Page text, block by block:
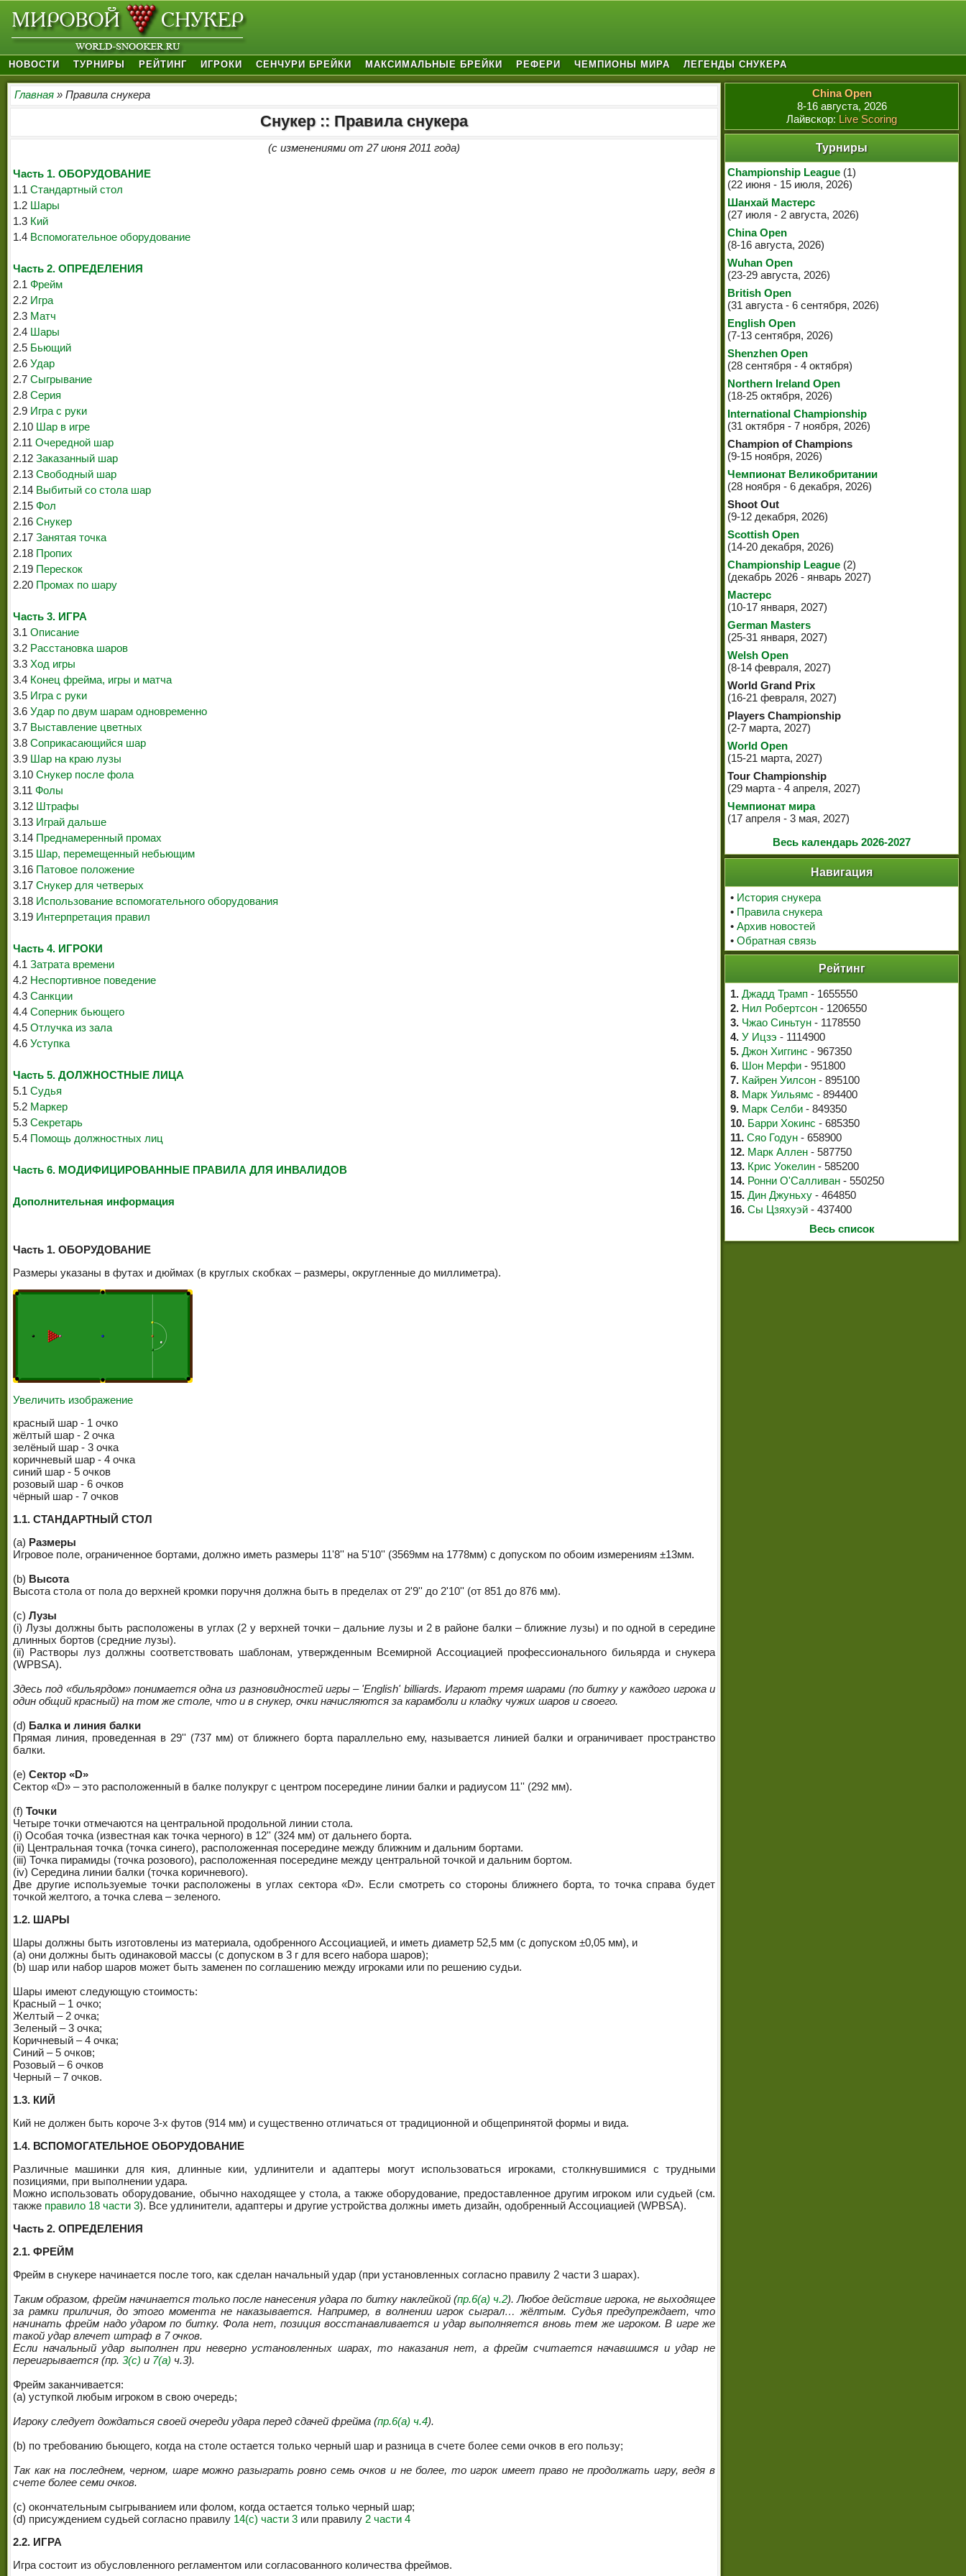
НОВОСТИ ТУРНИРЫ РЕЙТИНГ ИГРОКИ СЕНЧУРИ БРЕЙКИ МАКСИМАЛЬНЫЕ БРЕЙКИ РЕФЕРИ ЧЕМПИОНЫ МИРА ЛЕГЕНДЫ СНУКЕРА
Главная » Правила снукера
Снукер :: Правила снукера
(с изменениями от 27 июня 2011 года)
Часть 1. ОБОРУДОВАНИЕ
1.1 Стандартный стол
1.2 Шары
1.3 Кий
1.4 Вспомогательное оборудование
Часть 2. ОПРЕДЕЛЕНИЯ
2.1 Фрейм
2.2 Игра
2.3 Матч
2.4 Шары
2.5 Бьющий
2.6 Удар
2.7 Сыгрывание
2.8 Серия
2.9 Игра с руки
2.10 Шар в игре
2.11 Очередной шар
2.12 Заказанный шар
2.13 Свободный шар
2.14 Выбитый со стола шар
2.15 Фол
2.16 Снукер
2.17 Занятая точка
2.18 Пропих
2.19 Перескок
2.20 Промах по шару
Часть 3. ИГРА
3.1 Описание
3.2 Расстановка шаров
3.3 Ход игры
3.4 Конец фрейма, игры и матча
3.5 Игра с руки
3.6 Удар по двум шарам одновременно
3.7 Выставление цветных
3.8 Соприкасающийся шар
3.9 Шар на краю лузы
3.10 Снукер после фола
3.11 Фолы
3.12 Штрафы
3.13 Играй дальше
3.14 Преднамеренный промах
3.15 Шар, перемещенный небьющим
3.16 Патовое положение
3.17 Снукер для четверых
3.18 Использование вспомогательного оборудования
3.19 Интерпретация правил
Часть 4. ИГРОКИ
4.1 Затрата времени
4.2 Неспортивное поведение
4.3 Санкции
4.4 Соперник бьющего
4.5 Отлучка из зала
4.6 Уступка
Часть 5. ДОЛЖНОСТНЫЕ ЛИЦА
5.1 Судья
5.2 Маркер
5.3 Секретарь
5.4 Помощь должностных лиц
Часть 6. МОДИФИЦИРОВАННЫЕ ПРАВИЛА ДЛЯ ИНВАЛИДОВ
Дополнительная информация
Часть 1. ОБОРУДОВАНИЕ
Размеры указаны в футах и дюймах (в круглых скобках – размеры, округленные до миллиметра).
Увеличить изображение
красный шар - 1 очко
жёлтый шар - 2 очка
зелёный шар - 3 очка
коричневый шар - 4 очка
синий шар - 5 очков
розовый шар - 6 очков
чёрный шар - 7 очков
1.1. СТАНДАРТНЫЙ СТОЛ
(a) Размеры
Игровое поле, ограниченное бортами, должно иметь размеры 11'8'' на 5'10'' (3569мм на 1778мм) с допуском по обоим измерениям ±13мм.
(b) Высота
Высота стола от пола до верхней кромки поручня должна быть в пределах от 2'9'' до 2'10'' (от 851 до 876 мм).
(c) Лузы
(i) Лузы должны быть расположены в углах (2 у верхней точки – дальние лузы и 2 в районе балки – ближние лузы) и по одной в середине
длинных бортов (средние лузы).
(ii) Растворы луз должны соответствовать шаблонам, утвержденным Всемирной Ассоциацией профессионального бильярда и снукера
(WPBSA).
Здесь под «бильярдом» понимается одна из разновидностей игры – 'English' billiards. Играют тремя шарами (по битку у каждого игрока и
один общий красный) на том же столе, что и в снукер, очки начисляются за карамболи и кладку чужих шаров и своего.
(d) Балка и линия балки
Прямая линия, проведенная в 29'' (737 мм) от ближнего борта параллельно ему, называется линией балки и ограничивает пространство
балки.
(e) Сектор «D»
Сектор «D» – это расположенный в балке полукруг с центром посередине линии балки и радиусом 11'' (292 мм).
(f) Точки
Четыре точки отмечаются на центральной продольной линии стола.
(i) Особая точка (известная как точка черного) в 12'' (324 мм) от дальнего борта.
(ii) Центральная точка (точка синего), расположенная посередине между ближним и дальним бортами.
(iii) Точка пирамиды (точка розового), расположенная посередине между центральной точкой и дальним бортом.
(iv) Середина линии балки (точка коричневого).
Две другие используемые точки расположены в углах сектора «D». Если смотреть со стороны ближнего борта, то точка справа будет
точкой желтого, а точка слева – зеленого.
1.2. ШАРЫ
Шары должны быть изготовлены из материала, одобренного Ассоциацией, и иметь диаметр 52,5 мм (с допуском ±0,05 мм), и
(a) они должны быть одинаковой массы (с допуском в 3 г для всего набора шаров);
(b) шар или набор шаров может быть заменен по соглашению между игроками или по решению судьи.
Шары имеют следующую стоимость:
Красный – 1 очко;
Желтый – 2 очка;
Зеленый – 3 очка;
Коричневый – 4 очка;
Синий – 5 очков;
Розовый – 6 очков
Черный – 7 очков.
1.3. КИЙ
Кий не должен быть короче 3-х футов (914 мм) и существенно отличаться от традиционной и общепринятой формы и вида.
1.4. ВСПОМОГАТЕЛЬНОЕ ОБОРУДОВАНИЕ
Различные машинки для кия, длинные кии, удлинители и адаптеры могут использоваться игроками, столкнувшимися с трудными
позициями, при выполнении удара.
Можно использовать оборудование, обычно находящее у стола, а также оборудование, предоставленное другим игроком или судьей (см.
также правило 18 части 3). Все удлинители, адаптеры и другие устройства должны иметь дизайн, одобренный Ассоциацией (WPBSA).
Часть 2. ОПРЕДЕЛЕНИЯ
2.1. ФРЕЙМ
Фрейм в снукере начинается после того, как сделан начальный удар (при установленных согласно правилу 2 части 3 шарах).
Таким образом, фрейм начинается только после нанесения удара по битку наклейкой (пр.6(а) ч.2). Любое действие игрока, не выходящее
за рамки приличия, до этого момента не наказывается. Например, в волнении игрок сыграл… жёлтым. Судья предупреждает, что
начинать фрейм надо ударом по битку. Фола нет, позиция восстанавливается и удар выполняется вновь тем же игроком. В игре же
такой удар влечет штраф в 7 очков.
Если начальный удар выполнен при неверно установленных шарах, то наказания нет, а фрейм считается начавшимся и удар не
переигрывается (пр. 3(c) и 7(a) ч.3).
Фрейм заканчивается:
(a) уступкой любым игроком в свою очередь;
Игроку следует дождаться своей очереди удара перед сдачей фрейма (пр.6(а) ч.4).
(b) по требованию бьющего, когда на столе остается только черный шар и разница в счете более семи очков в его пользу;
Так как на последнем, черном, шаре можно разыграть ровно семь очков и не более, то игрок имеет право не продолжать игру, ведя в
счете более семи очков.
(c) окончательным сыгрыванием или фолом, когда остается только черный шар;
(d) присуждением судьей согласно правилу 14(c) части 3 или правилу 2 части 4
2.2. ИГРА
Игра состоит из обусловленного регламентом или согласованного количества фреймов.
China Open
8-16 августа, 2026
Лайвскор: Live Scoring
Турниры
Championship League (1)
(22 июня - 15 июля, 2026)
Шанхай Мастерс
(27 июля - 2 августа, 2026)
China Open
(8-16 августа, 2026)
Wuhan Open
(23-29 августа, 2026)
British Open
(31 августа - 6 сентября, 2026)
English Open
(7-13 сентября, 2026)
Shenzhen Open
(28 сентября - 4 октября)
Northern Ireland Open
(18-25 октября, 2026)
International Championship
(31 октября - 7 ноября, 2026)
Champion of Champions
(9-15 ноября, 2026)
Чемпионат Великобритании
(28 ноября - 6 декабря, 2026)
Shoot Out
(9-12 декабря, 2026)
Scottish Open
(14-20 декабря, 2026)
Championship League (2)
(декабрь 2026 - январь 2027)
Мастерс
(10-17 января, 2027)
German Masters
(25-31 января, 2027)
Welsh Open
(8-14 февраля, 2027)
World Grand Prix
(16-21 февраля, 2027)
Players Championship
(2-7 марта, 2027)
World Open
(15-21 марта, 2027)
Tour Championship
(29 марта - 4 апреля, 2027)
Чемпионат мира
(17 апреля - 3 мая, 2027)
Весь календарь 2026-2027
Навигация
• История снукера
• Правила снукера
• Архив новостей
• Обратная связь
Рейтинг
1. Джадд Трамп - 1655550
2. Нил Робертсон - 1206550
3. Чжао Синьтун - 1178550
4. У Ицзэ - 1114900
5. Джон Хиггинс - 967350
6. Шон Мерфи - 951800
7. Кайрен Уилсон - 895100
8. Марк Уильямс - 894400
9. Марк Селби - 849350
10. Барри Хокинс - 685350
11. Сяо Годун - 658900
12. Марк Аллен - 587750
13. Крис Уокелин - 585200
14. Ронни О'Салливан - 550250
15. Дин Джуньху - 464850
16. Сы Цзяхуэй - 437400
Весь список